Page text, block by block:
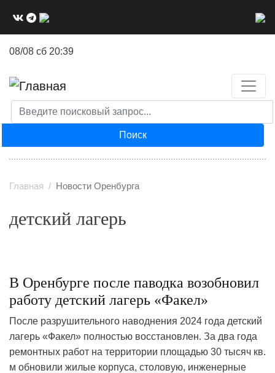
08/08 сб 20:39
Поиск
Главная Новости Оренбурга
детский лагерь
В Оренбурге после паводка возобновил
работу детский лагерь «Факел»
После разрушительного наводнения 2024 года детский
лагерь «Факел» полностью восстановлен. За два года
ремонтных работ на территории площадью 30 тысяч кв.
м обновили жилые корпуса, столовую, инженерные